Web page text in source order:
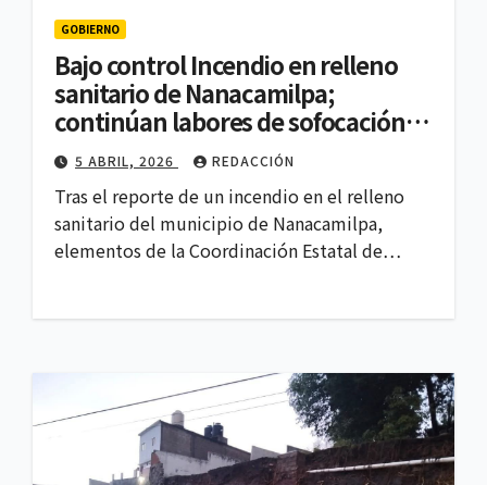
GOBIERNO
Bajo control Incendio en relleno
sanitario de Nanacamilpa;
continúan labores de sofocación:
Protección Civil Estatal
5 ABRIL, 2026 REDACCIÓN
Tras el reporte de un incendio en el relleno
sanitario del municipio de Nanacamilpa,
elementos de la Coordinación Estatal de…